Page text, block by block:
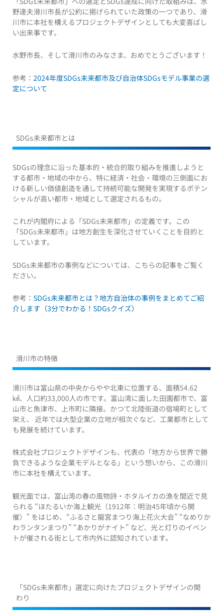
野達夫滑川市長が公約に掲げられていた政策の一つであり、滑
川市に本社を構えるプロジェクトデザインとしても大変喜ばし
い出来事です。
水野市長、そして滑川市のみなさま、おめでとうございます！
参考： 2024年度SDGs未来都市及び自治体SDGsモデル事業の選
定について
SDGs未来都市とは
SDGsの理念に沿った基本的・統合的取り組みを推進しようと
する都市・地域の中から、特に経済・社会・環境の三側面にお
ける新しい価値創造を通して持続可能な開発を実現するポテン
シャルが高い都市・地域として選定されるもの。
これが内閣府による「SDGs未来都市」の定義です。この
「SDGs未来都市」は地方創生を深化させていくことを目的と
しています。
SDGs未来都市の事例などについては、こちらの記事をご覧く
ださい。
参考： SDGs未来都市とは？地方自治体の事例をまとめてご紹
介します（3分でわかる！SDGsクイズ）
滑川市の特徴
滑川市は富山県の中央からやや北東に位置する、面積54.62
㎢、人口約33,000人の市です。富山湾に面した田園都市で、富
山市と魚津市、上市町に隣接。かつて北陸街道の宿場町として
栄え、 近年では大型企業の立地が相次ぐなど、工業都市として
も発展を続けています。
株式会社プロジェクトデザインも、代表の「地方から世界で勝
負できるような企業モデルとなる」という想いから、この滑川
市に本社を構えています。
観光面では、富山湾の春の風物詩・ホタルイカの漁を間近で見
られる “ほたるいか海上観光（1912年：明治45年頃から開
催）” をはじめ、“ふるさと龍宮まつり海上花火大会” “なめりか
わランタンまつり” “あかりがナイト” など、光と灯りのイベン
トが催される街として市内外に認知されています。
「SDGs未来都市」選定に向けたプロジェクトデザインの関
わり